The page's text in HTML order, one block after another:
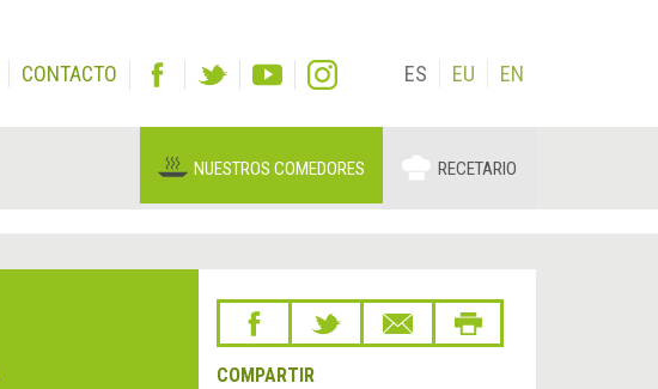
CONTACTO ES EU EN
NUESTROS COMEDORES RECETARIO
COMPARTIR